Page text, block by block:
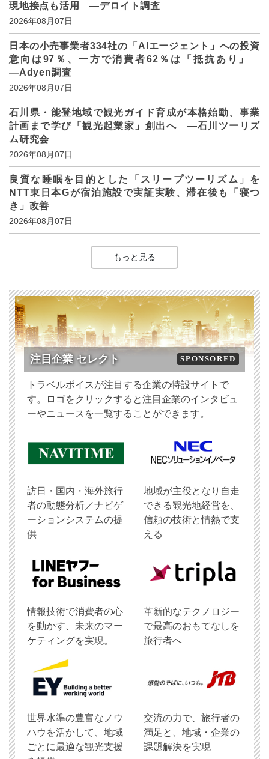
現地接点も活用 ―デロイト調査
2026年08月07日
日本の小売事業者334社の「AIエージェント」への投資
意向は97％、一方で消費者62％は「抵抗あり」
―Adyen調査
2026年08月07日
石川県・能登地域で観光ガイド育成が本格始動、事業
計画まで学び「観光起業家」創出へ ―石川ツーリズ
ム研究会
2026年08月07日
良質な睡眠を目的とした「スリープツーリズム」を
NTT東日本Gが宿泊施設で実証実験、滞在後も「寝つ
き」改善
2026年08月07日
もっと見る
注目企業 セレクト SPONSORED
トラベルボイスが注目する企業の特設サイトで
す。ロゴをクリックすると注目企業のインタビュ
ーやニュースを一覧することができます。
訪日・国内・海外旅行
者の動態分析／ナビゲ
ーションシステムの提
供
地域が主役となり自走
できる観光地経営を、
信頼の技術と情熱で支
える
情報技術で消費者の心
を動かす、未来のマー
ケティングを実現。
革新的なテクノロジー
で最高のおもてなしを
旅行者へ
世界水準の豊富なノウ
ハウを活かして、地域
ごとに最適な観光支援
交流の力で、旅行者の
満足と、地域・企業の
課題解決を実現